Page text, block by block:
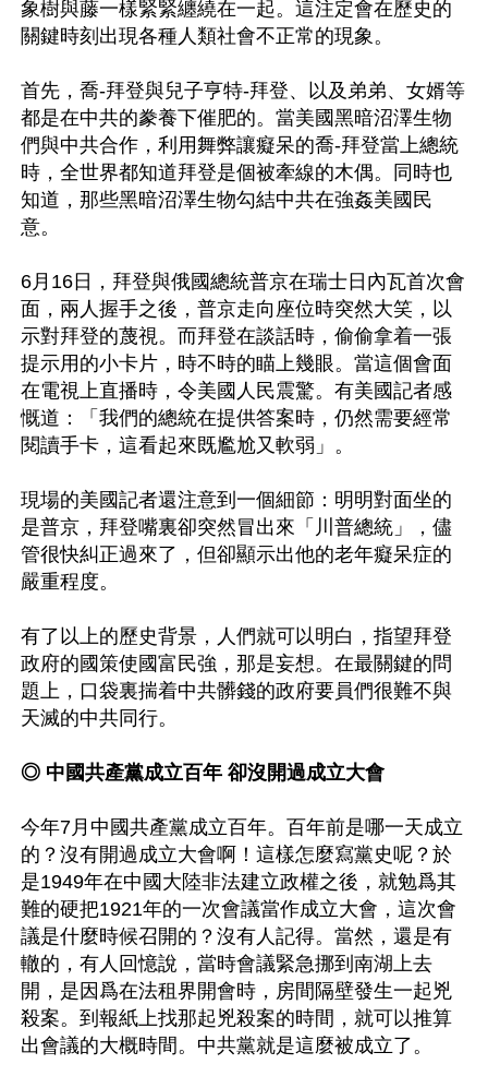
象樹與藤一樣緊緊纏繞在一起。這注定會在歷史的
關鍵時刻出現各種人類社會不正常的現象。
首先，喬-拜登與兒子亨特-拜登、以及弟弟、女婿等
都是在中共的豢養下催肥的。當美國黑暗沼澤生物
們與中共合作，利用舞弊讓癡呆的喬-拜登當上總統
時，全世界都知道拜登是個被牽線的木偶。同時也
知道，那些黑暗沼澤生物勾結中共在強姦美國民
意。
6月16日，拜登與俄國總統普京在瑞士日內瓦首次會
面，兩人握手之後，普京走向座位時突然大笑，以
示對拜登的蔑視。而拜登在談話時，偷偷拿着一張
提示用的小卡片，時不時的瞄上幾眼。當這個會面
在電視上直播時，令美國人民震驚。有美國記者感
慨道：「我們的總統在提供答案時，仍然需要經常
閱讀手卡，這看起來既尷尬又軟弱」。
現場的美國記者還注意到一個細節：明明對面坐的
是普京，拜登嘴裏卻突然冒出來「川普總統」，儘
管很快糾正過來了，但卻顯示出他的老年癡呆症的
嚴重程度。
有了以上的歷史背景，人們就可以明白，指望拜登
政府的國策使國富民強，那是妄想。在最關鍵的問
題上，口袋裏揣着中共髒錢的政府要員們很難不與
天滅的中共同行。
◎ 中國共產黨成立百年 卻沒開過成立大會
今年7月中國共產黨成立百年。百年前是哪一天成立
的？沒有開過成立大會啊！這樣怎麼寫黨史呢？於
是1949年在中國大陸非法建立政權之後，就勉爲其
難的硬把1921年的一次會議當作成立大會，這次會
議是什麼時候召開的？沒有人記得。當然，還是有
轍的，有人回憶說，當時會議緊急挪到南湖上去
開，是因爲在法租界開會時，房間隔壁發生一起兇
殺案。到報紙上找那起兇殺案的時間，就可以推算
出會議的大概時間。中共黨就是這麼被成立了。